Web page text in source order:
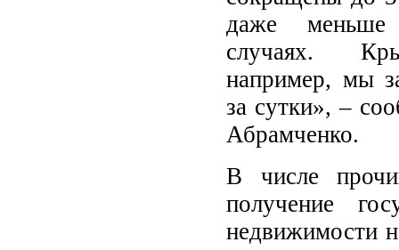
даже
случаях.
например, мы
за сутки», –
Абрамченко.
В числе
получение
недвижимости